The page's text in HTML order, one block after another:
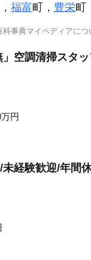
福富町， 豊栄町
科事典マイペディアに
」空調清掃スタ
円
経験歓迎/年間